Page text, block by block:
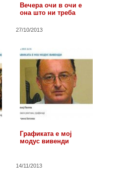
Вечера очи в очи е
она што ни треба
27/10/2013
Графиката е мој
модус вивенди
14/11/2013